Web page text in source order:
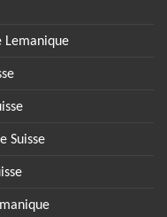
Lemanique
Suisse